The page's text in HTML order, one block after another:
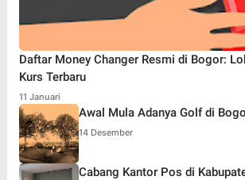
Daftar Money Changer Resmi di Bogor:
Kurs Terbaru
11 Januari
Awal Mula Adanya Golf di
14 Desember
Cabang Kantor Pos di